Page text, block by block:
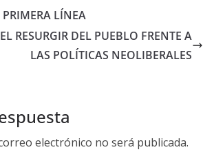
LÍNEA
RESURGIR DEL PUEBLO FRENTE A
LAS POLÍTICAS NEOLIBERALES
electrónico no será publicada.